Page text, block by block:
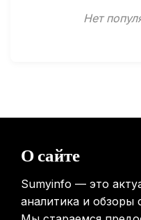
мобильных телефонов на
перемещаться между
Нет
О сайте
Sumyinfo — это
аналитика и обзоры